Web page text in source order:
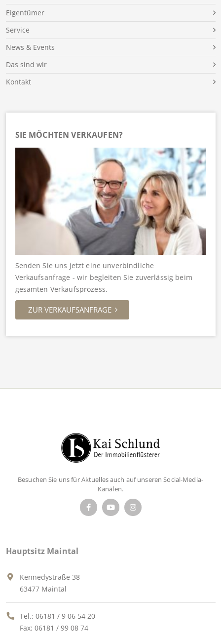
Eigentümer
Service
News & Events
Das sind wir
Kontakt
SIE MÖCHTEN VERKAUFEN?
Senden Sie uns jetzt eine unverbindliche
Verkaufsanfrage - wir begleiten Sie zuverlässig beim
gesamten Verkaufsprozess.
ZUR VERKAUFSANFRAGE
Besuchen Sie uns für Aktuelles auch auf unseren Social-Media-
Kanälen.
Hauptsitz Maintal
Kennedystraße 38
63477 Maintal
Tel.: 06181 / 9 06 54 20
Fax: 06181 / 99 08 74